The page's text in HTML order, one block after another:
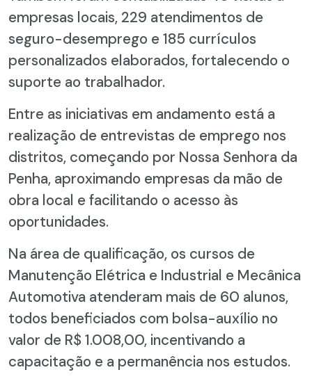
empresas locais, 229 atendimentos de
seguro-desemprego e 185 currículos
personalizados elaborados, fortalecendo o
suporte ao trabalhador.
Entre as iniciativas em andamento está a
realização de entrevistas de emprego nos
distritos, começando por Nossa Senhora da
Penha, aproximando empresas da mão de
obra local e facilitando o acesso às
oportunidades.
Na área de qualificação, os cursos de
Manutenção Elétrica e Industrial e Mecânica
Automotiva atenderam mais de 60 alunos,
todos beneficiados com bolsa-auxílio no
valor de R$ 1.008,00, incentivando a
capacitação e a permanência nos estudos.